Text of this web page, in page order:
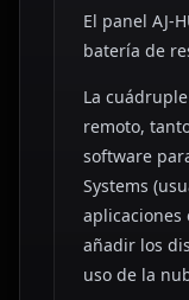
El panel AJ-
batería de
La
remoto,
software
Systems
aplicaciones
añadir los
uso de la